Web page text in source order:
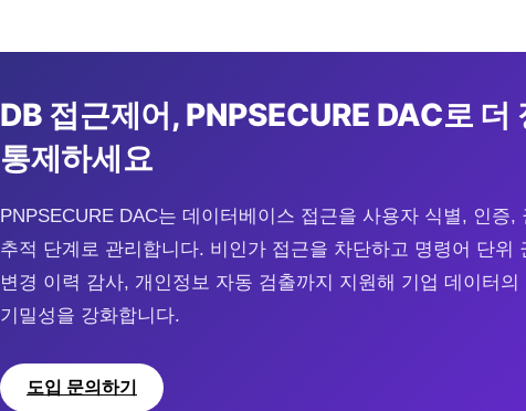
DB 접근제어, PNPSECURE DAC로 더
통제하세요
PNPSECURE DAC는 데이터베이스 접근을 사용자 식별, 인증,
추적 단계로 관리합니다. 비인가 접근을 차단하고 명령어 단위
변경 이력 감사, 개인정보 자동 검출까지 지원해 기업 데이터의
기밀성을 강화합니다.
도입 문의하기